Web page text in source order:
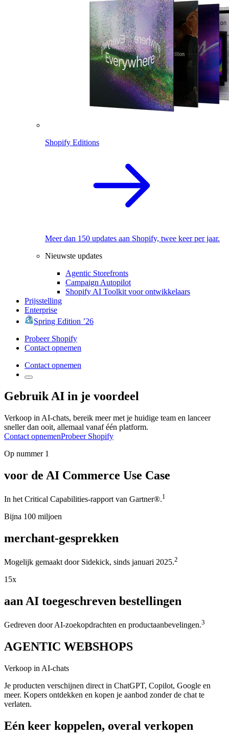
Shopify Editions
Meer dan 150 updates aan Shopify, twee keer per jaar.
Nieuwste updates
Agentic Storefronts
Campaign Autopilot
Shopify AI Toolkit voor ontwikkelaars
Prijsstelling
Enterprise
Spring Edition ’26
Probeer Shopify
Contact opnemen
Contact opnemen
Gebruik AI in je voordeel
Verkoop in AI-chats, bereik meer met je huidige team en lanceer
sneller dan ooit, allemaal vanaf één platform.
Contact opnemenProbeer Shopify
Op nummer 1
voor de AI Commerce Use Case
In het Critical Capabilities-rapport van Gartner®.1
Bijna 100 miljoen
merchant-gesprekken
Mogelijk gemaakt door Sidekick, sinds januari 2025.2
15x
aan AI toegeschreven bestellingen
Gedreven door AI-zoekopdrachten en productaanbevelingen.3
AGENTIC WEBSHOPS
Verkoop in AI-chats
Je producten verschijnen direct in ChatGPT, Copilot, Google en
meer. Kopers ontdekken en kopen je aanbod zonder de chat te
verlaten.
Eén keer koppelen, overal verkopen